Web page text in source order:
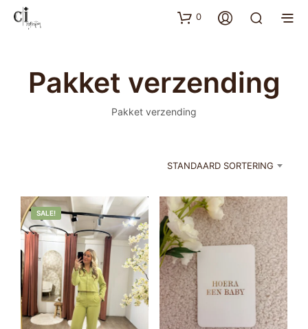
0
Pakket verzending
Pakket verzending
STANDAARD SORTERING
SALE!